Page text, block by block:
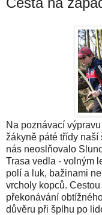
Na poznávací
žákyně páté třídy naší
nás neoslňovalo
Trasa vedla - volným
polí a luk, bažinami
vrcholy kopců.
překonávání
důvěru při šplhu po